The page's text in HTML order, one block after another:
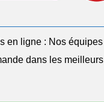
en ligne : Nos équipes
dans les meilleurs